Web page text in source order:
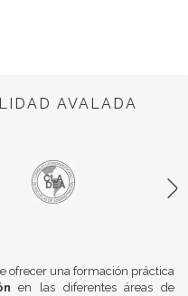
AVALADA
ofrecer una formación práctica
en las diferentes áreas de